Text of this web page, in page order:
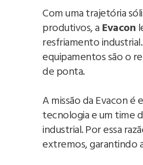
Com uma trajetória
produtivos, a Evacon
resfriamento
equipamentos são o
de ponta.
A missão da Evacon
tecnologia e um time
industrial. Por essa
extremos, garantindo